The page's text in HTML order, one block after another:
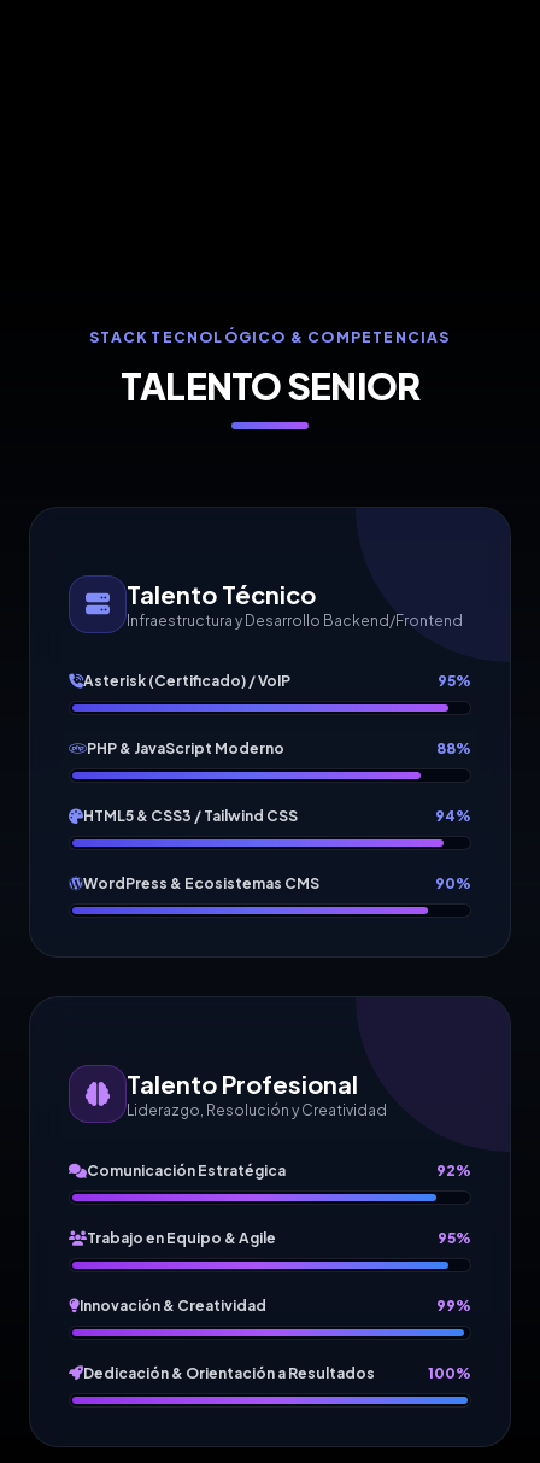
STACK TECNOLÓGICO & COMPETENCIAS
TALENTO SENIOR
Talento Técnico
Infraestructura y Desarrollo Backend/Frontend
Asterisk (Certificado) / VoIP 95%
PHP & JavaScript Moderno 88%
HTML5 & CSS3 / Tailwind CSS 94%
WordPress & Ecosistemas CMS 90%
Talento Profesional
Liderazgo, Resolución y Creatividad
Comunicación Estratégica 92%
Trabajo en Equipo & Agile 95%
Innovación & Creatividad 99%
Dedicación & Orientación a Resultados 100%